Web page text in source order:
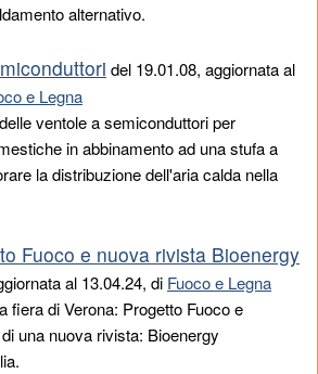
alternativo.
del 19.01.08, aggiornata al
e Legna
ventole a semiconduttori per
in abbinamento ad una stufa a
la distribuzione dell'aria calda nella
Fuoco e nuova rivista Bioenergy
al 13.04.24, di Fuoco e Legna
fiera di Verona: Progetto Fuoco e
una nuova rivista: Bioenergy